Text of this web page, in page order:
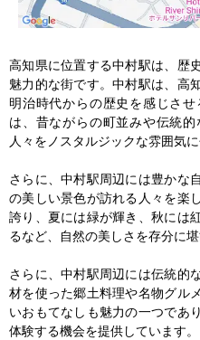
高知県に位置する中村駅は、歴
魅力的な街です。中村駅は、高
明治時代からの歴史を感じさ
は、昔ながらの町並みや伝統
人々をノスタルジックな雰囲気
さらに、中村駅周辺には豊かな
の美しい景色が訪れる人々を楽
誇り、夏には緑が輝き、秋には
るなど、自然の美しさを存分に
さらに、中村駅周辺には伝統的
材を使った郷土料理や名物グル
いおもてなしも魅力の一つであ
体験する機会を提供しています。